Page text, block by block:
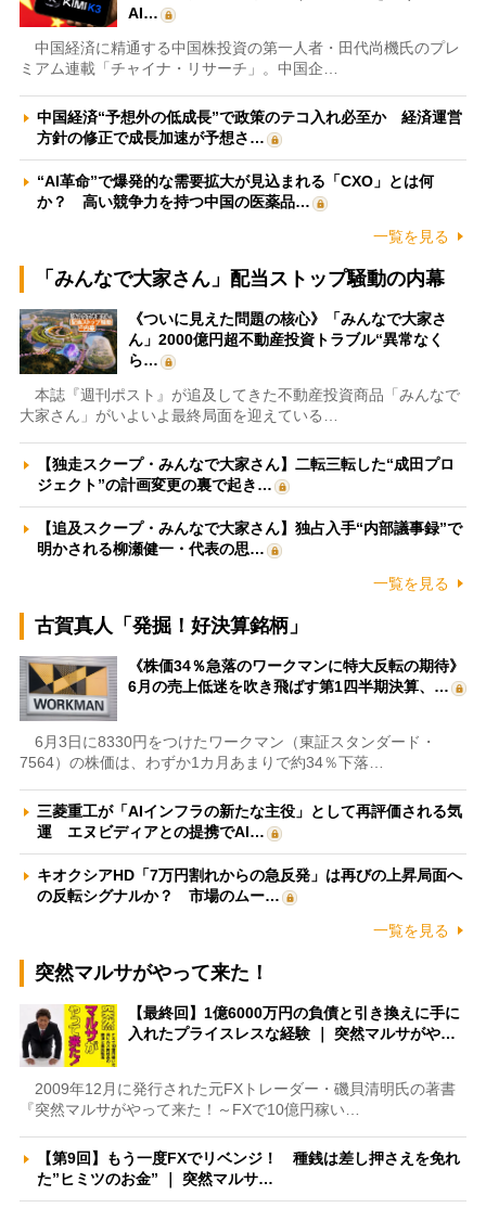
AI…
中国経済に精通する中国株投資の第一人者・田代尚機氏のプレ
ミアム連載「チャイナ・リサーチ」。中国企…
中国経済“予想外の低成長”で政策のテコ入れ必至か 経済運営
方針の修正で成長加速が予想さ…
“AI革命”で爆発的な需要拡大が見込まれる「CXO」とは何
か？ 高い競争力を持つ中国の医薬品…
一覧を見る
「みんなで大家さん」配当ストップ騒動の内幕
《ついに見えた問題の核心》「みんなで大家さ
ん」2000億円超不動産投資トラブル“異常なく
ら…
本誌『週刊ポスト』が追及してきた不動産投資商品「みんなで
大家さん」がいよいよ最終局面を迎えている…
【独走スクープ・みんなで大家さん】二転三転した“成田プロ
ジェクト”の計画変更の裏で起き…
【追及スクープ・みんなで大家さん】独占入手“内部議事録”で
明かされる柳瀬健一・代表の思…
一覧を見る
古賀真人「発掘！好決算銘柄」
《株価34％急落のワークマンに特大反転の期待》
6月の売上低迷を吹き飛ばす第1四半期決算、…
6月3日に8330円をつけたワークマン（東証スタンダード・
7564）の株価は、わずか1カ月あまりで約34％下落…
三菱重工が「AIインフラの新たな主役」として再評価される気
運 エヌビディアとの提携でAI…
キオクシアHD「7万円割れからの急反発」は再びの上昇局面へ
の反転シグナルか？ 市場のムー…
一覧を見る
突然マルサがやって来た！
【最終回】1億6000万円の負債と引き換えに手に
入れたプライスレスな経験 ｜ 突然マルサがや…
2009年12月に発行された元FXトレーダー・磯貝清明氏の著書
『突然マルサがやって来た！～FXで10億円稼い…
【第9回】もう一度FXでリベンジ！ 種銭は差し押さえを免れ
た”ヒミツのお金” ｜ 突然マルサ…